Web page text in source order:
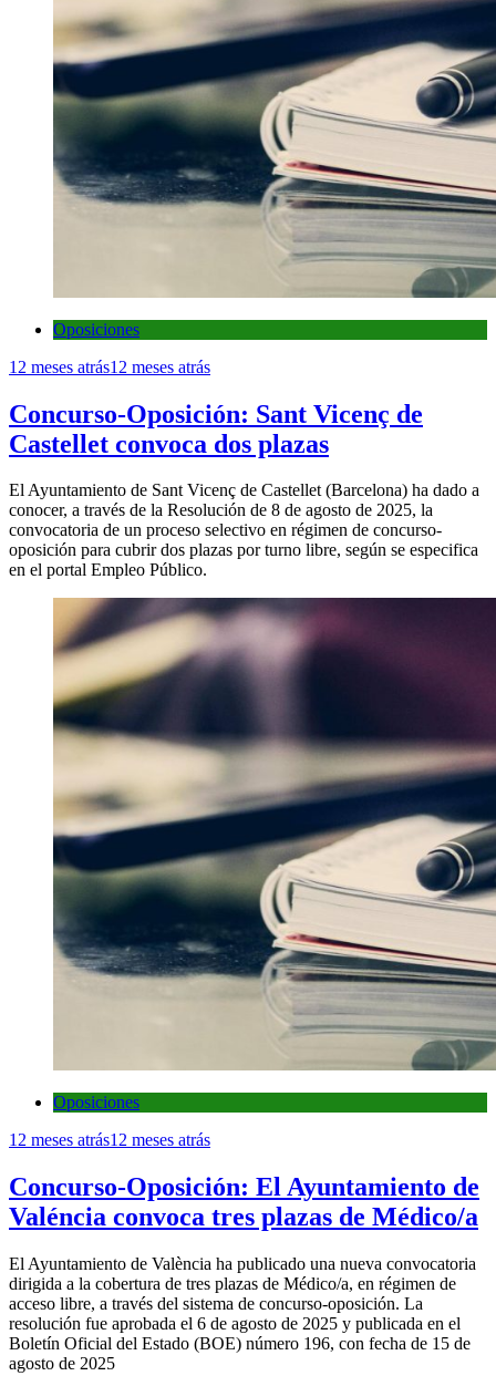
Oposiciones
12 meses atrás12 meses atrás
Concurso-Oposición: Sant Vicenç de
Castellet convoca dos plazas
El Ayuntamiento de Sant Vicenç de Castellet (Barcelona) ha dado a
conocer, a través de la Resolución de 8 de agosto de 2025, la
convocatoria de un proceso selectivo en régimen de concurso-
oposición para cubrir dos plazas por turno libre, según se especifica
en el portal Empleo Público.
Oposiciones
12 meses atrás12 meses atrás
Concurso-Oposición: El Ayuntamiento de
Valéncia convoca tres plazas de Médico/a
El Ayuntamiento de València ha publicado una nueva convocatoria
dirigida a la cobertura de tres plazas de Médico/a, en régimen de
acceso libre, a través del sistema de concurso-oposición. La
resolución fue aprobada el 6 de agosto de 2025 y publicada en el
Boletín Oficial del Estado (BOE) número 196, con fecha de 15 de
agosto de 2025